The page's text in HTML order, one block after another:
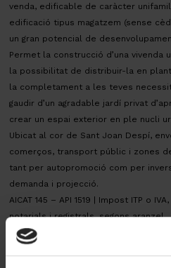
venda, edificable de caràcter
edificació tipus magatzem (sense
un gran potencial de
Permet la construcció d’una vivenda
la possibilitat de distribuir-la en
la completament a les teves
gaudir d’un agradable jardí privat
crear un espai exterior en ple nucli
Ubicat al cor de Sant Joan Despí,
comerços, transport públic i zones
tant per autopromoció com per
demanda i projecció.
AICAT 145 – API 1519 | Impost ITP o
notarials i registrals, segons aranzel.
Mapa